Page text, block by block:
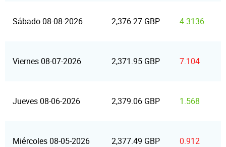
Sábado 08-08-2026 2,376.27 GBP 4.3136
Viernes 08-07-2026 2,371.95 GBP 7.104
Jueves 08-06-2026 2,379.06 GBP 1.568
Miércoles 08-05-2026 2,377.49 GBP 0.912